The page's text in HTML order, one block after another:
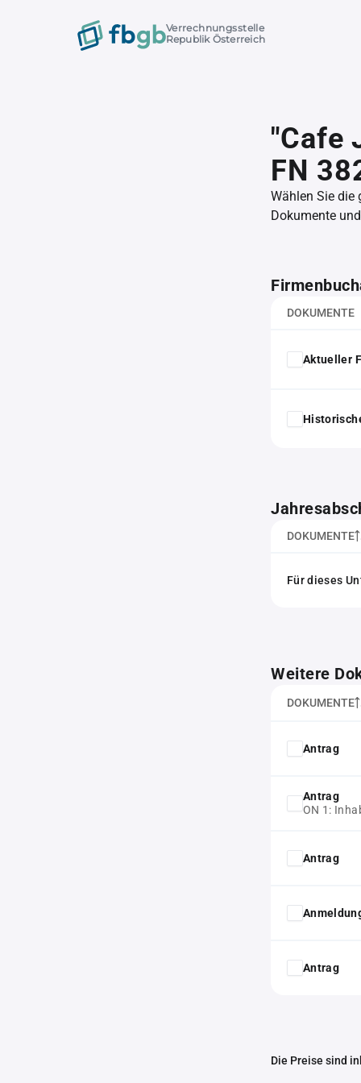
Verrechnungsstelle
Republik Österreich
"Cafe
FN
Wählen Sie die
Dokumente
DOKUMENTE
Aktueller
DOKUMENTE
Für dieses
Weitere
DOKUMENTE
Antrag
Antrag
ON 1:
Antrag
Antrag
Die Preise sind